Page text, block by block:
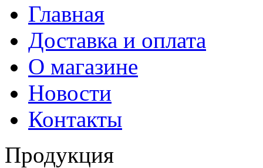
Главная
Доставка и оплата
О магазине
Новости
Контакты
Продукция